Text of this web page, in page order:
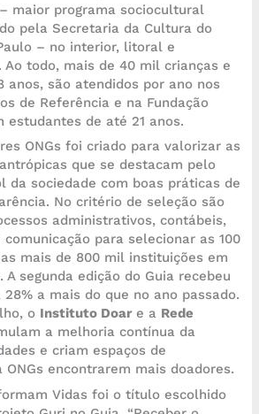
maior programa sociocultural
pela Secretaria da Cultura do
– no interior, litoral e
Ao todo, mais de 40 mil crianças e
anos, são atendidos por ano nos
de Referência e na Fundação
estudantes de até 21 anos.
ONGs foi criado para valorizar as
que se destacam pelo
da sociedade com boas práticas de
No critério de seleção são
administrativos, contábeis,
para selecionar as 100
mais de 800 mil instituições em
A segunda edição do Guia recebeu
28% a mais do que no ano passado.
o Instituto Doare a Rede
a melhoria contínua da
e criam espaços de
encontrarem mais doadores.
Vidas foi o título escolhido